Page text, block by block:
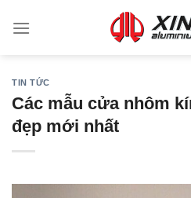
TIN TỨC
Các mẫu cửa nhôm
đẹp mới nhất